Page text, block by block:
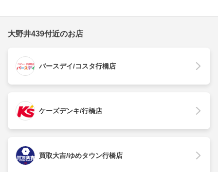
大野井439付近のお店
バースデイ/コスタ行橋店
ケーズデンキ/行橋店
買取大吉/ゆめタウン行橋店